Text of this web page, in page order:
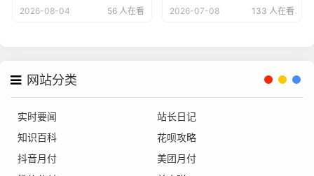
2026-08-04 56 人在看 2026-07-08 133 人在看
网站分类
实时要闻
站长日记
知识百科
花呗攻略
抖音月付
美团月付